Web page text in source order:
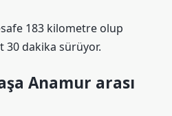
183 kilometre olup
30 dakika sürüyor.
Anamur arası